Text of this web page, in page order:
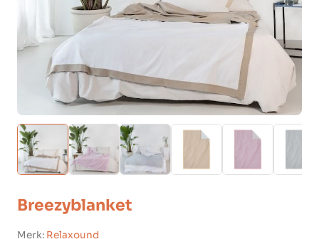
Breezyblanket
Merk: Relaxound